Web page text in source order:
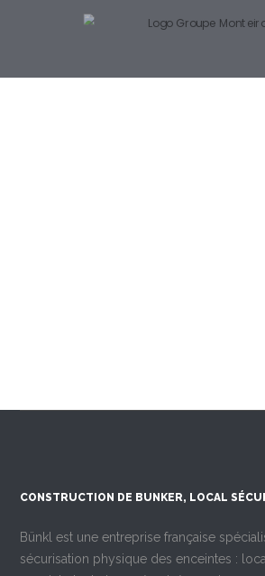
CONSTRUCTION DE BUNKER, LOCAL
Bünkl est une entreprise française
sécurisation physique des enceintes :